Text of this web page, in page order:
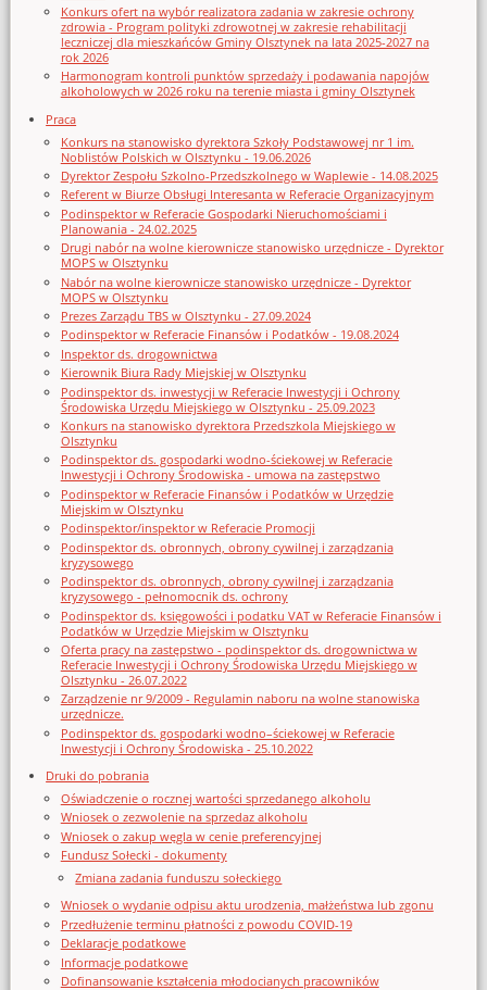
Konkurs ofert na wybór realizatora zadania w zakresie ochrony
zdrowia - Program polityki zdrowotnej w zakresie rehabilitacji
leczniczej dla mieszkańców Gminy Olsztynek na lata 2025-2027 na
rok 2026
Harmonogram kontroli punktów sprzedaży i podawania napojów
alkoholowych w 2026 roku na terenie miasta i gminy Olsztynek
Praca
Konkurs na stanowisko dyrektora Szkoły Podstawowej nr 1 im.
Noblistów Polskich w Olsztynku - 19.06.2026
Dyrektor Zespołu Szkolno-Przedszkolnego w Waplewie - 14.08.2025
Referent w Biurze Obsługi Interesanta w Referacie Organizacyjnym
Podinspektor w Referacie Gospodarki Nieruchomościami i
Planowania - 24.02.2025
Drugi nabór na wolne kierownicze stanowisko urzędnicze - Dyrektor
MOPS w Olsztynku
Nabór na wolne kierownicze stanowisko urzędnicze - Dyrektor
MOPS w Olsztynku
Prezes Zarządu TBS w Olsztynku - 27.09.2024
Podinspektor w Referacie Finansów i Podatków - 19.08.2024
Inspektor ds. drogownictwa
Kierownik Biura Rady Miejskiej w Olsztynku
Podinspektor ds. inwestycji w Referacie Inwestycji i Ochrony
Środowiska Urzędu Miejskiego w Olsztynku - 25.09.2023
Konkurs na stanowisko dyrektora Przedszkola Miejskiego w
Olsztynku
Podinspektor ds. gospodarki wodno-ściekowej w Referacie
Inwestycji i Ochrony Środowiska - umowa na zastępstwo
Podinspektor w Referacie Finansów i Podatków w Urzędzie
Miejskim w Olsztynku
Podinspektor/inspektor w Referacie Promocji
Podinspektor ds. obronnych, obrony cywilnej i zarządzania
kryzysowego
Podinspektor ds. obronnych, obrony cywilnej i zarządzania
kryzysowego - pełnomocnik ds. ochrony
Podinspektor ds. księgowości i podatku VAT w Referacie Finansów i
Podatków w Urzędzie Miejskim w Olsztynku
Oferta pracy na zastępstwo - podinspektor ds. drogownictwa w
Referacie Inwestycji i Ochrony Środowiska Urzędu Miejskiego w
Olsztynku - 26.07.2022
Zarządzenie nr 9/2009 - Regulamin naboru na wolne stanowiska
urzędnicze.
Podinspektor ds. gospodarki wodno–ściekowej w Referacie
Inwestycji i Ochrony Środowiska - 25.10.2022
Druki do pobrania
Oświadczenie o rocznej wartości sprzedanego alkoholu
Wniosek o zezwolenie na sprzedaz alkoholu
Wniosek o zakup węgla w cenie preferencyjnej
Fundusz Sołecki - dokumenty
Zmiana zadania funduszu sołeckiego
Wniosek o wydanie odpisu aktu urodzenia, małżeństwa lub zgonu
Przedłużenie terminu płatności z powodu COVID-19
Deklaracje podatkowe
Informacje podatkowe
Dofinansowanie kształcenia młodocianych pracowników